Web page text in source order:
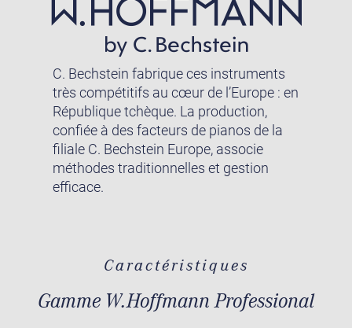
C. Bechstein fabrique ces instruments
très compétitifs au cœur de l’Europe : en
République tchèque. La production,
confiée à des facteurs de pianos de la
filiale C. Bechstein Europe, associe
méthodes traditionnelles et gestion
efficace.
Caractéristiques
Gamme W.Hoffmann Professional